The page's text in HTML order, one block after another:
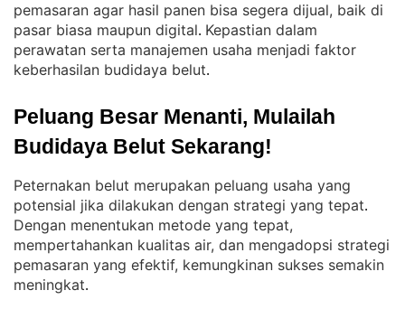
pemasaran agar hasil panen bisa segera dijual, baik di
pasar biasa maupun digital. Kepastian dalam
perawatan serta manajemen usaha menjadi faktor
keberhasilan budidaya belut.
Peluang Besar Menanti, Mulailah
Budidaya Belut Sekarang!
Peternakan belut merupakan peluang usaha yang
potensial jika dilakukan dengan strategi yang tepat
Dengan menentukan metode yang tepat,
mempertahankan kualitas air, dan mengadopsi strategi
pemasaran yang efektif, kemungkinan sukses semakin
meningkat.